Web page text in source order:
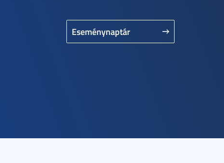
Eseménynaptár